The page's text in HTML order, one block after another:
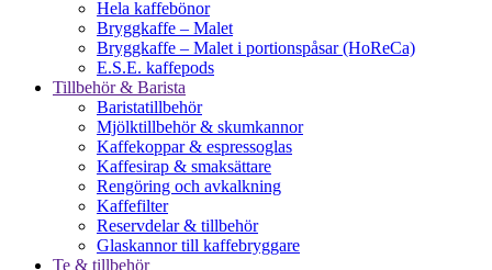
Hela kaffebönor
Bryggkaffe – Malet
Bryggkaffe – Malet i portionspåsar (HoReCa)
E.S.E. kaffepods
Tillbehör & Barista
Baristatillbehör
Mjölktillbehör & skumkannor
Kaffekoppar & espressoglas
Kaffesirap & smaksättare
Rengöring och avkalkning
Kaffefilter
Reservdelar & tillbehör
Glaskannor till kaffebryggare
Te & tillbehör